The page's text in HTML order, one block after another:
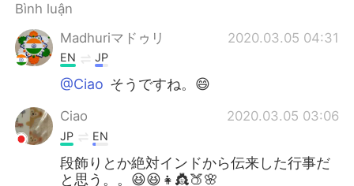
Italiano
Português
Bình luận
Madhuriマドゥリ
2020.03.05 04:31
EN JP
@Ciao そうですね。😄
Ciao 2020.03.05 03:06
JP EN
段飾りとか絶対インドから伝来した行事だ
と思う。。😆😆👧👸🍑🌸